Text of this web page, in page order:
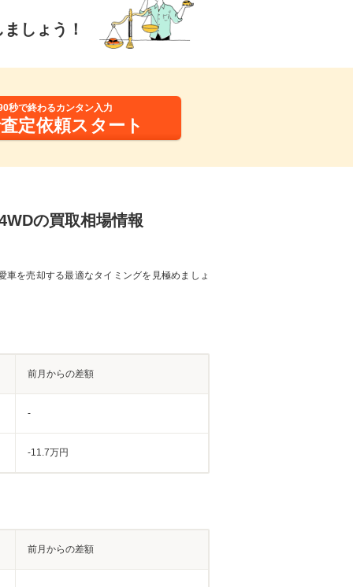
ましょう！
秒で終わるカンタン入力
定依頼スタート
の買取相場情報
を売却する最適なタイミングを見極めましょ
前月からの差額
-
-11.7万円
前月からの差額